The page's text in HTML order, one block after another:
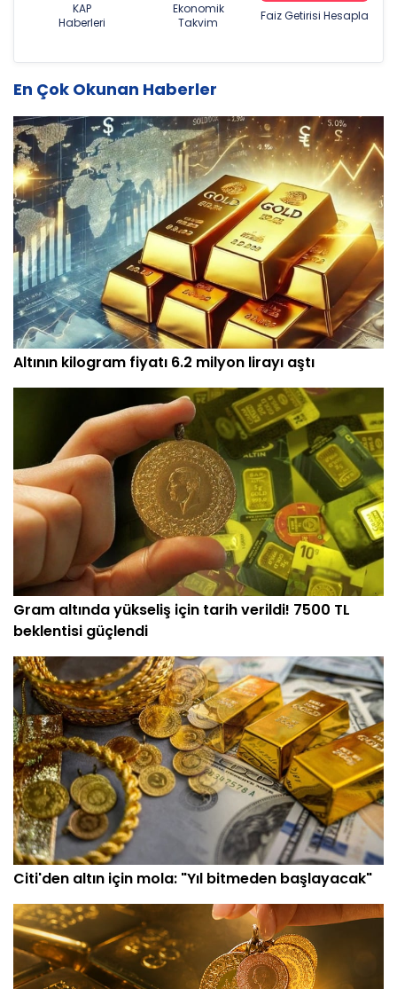
KAP
Haberleri
Ekonomik
Takvim
Faiz Getirisi Hesapla
En Çok Okunan Haberler
Altının kilogram fiyatı 6.2 milyon lirayı aştı
Gram altında yükseliş için tarih verildi! 7500 TL
beklentisi güçlendi
Citi'den altın için mola: "Yıl bitmeden başlayacak"